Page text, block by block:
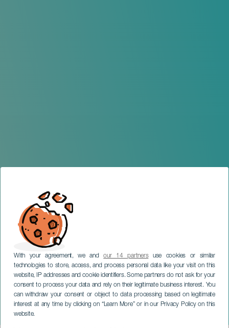
With your agreement, we andour 14 partnersuse cookies or similar
technologies to store, access, and process personal data like your visit on this
website, IP addresses and cookie identifiers. Some partners do not ask for your
consent to process your data and rely on their legitimate business interest. You
can withdraw your consent or object to data processing based on legitimate
interest at any time by clicking on “Learn More” or in our Privacy Policy on this
website.
Carrera Popular Santa Rosa
de Lima
ТЕНЕРИФЕ